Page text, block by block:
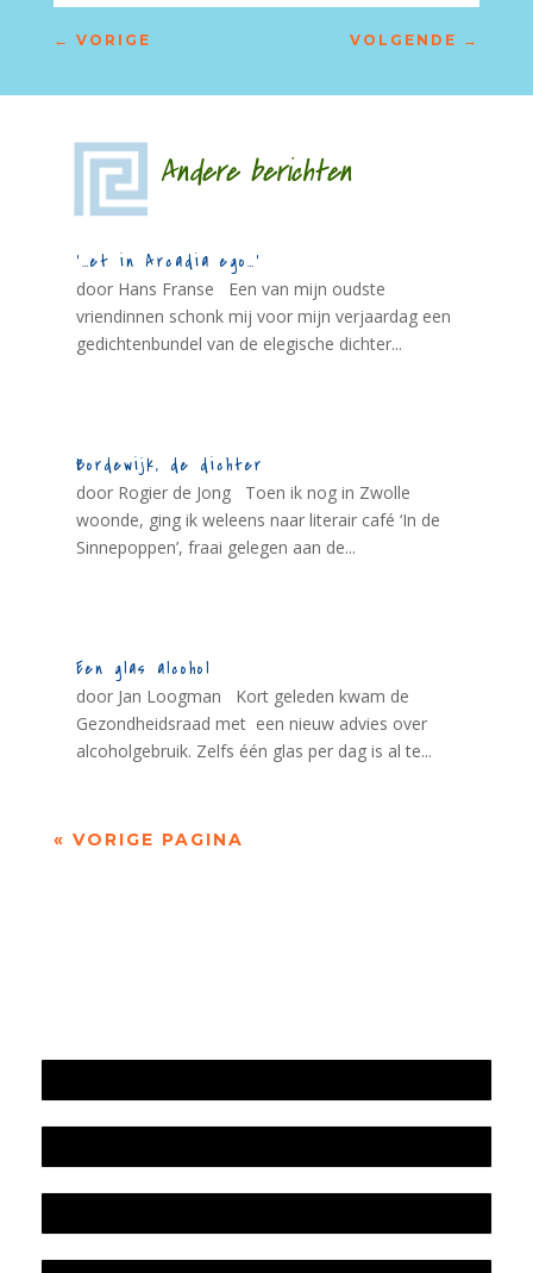
← VORIGE VOLGENDE →
Andere berichten
‘…et in Arcadia ego…’
door Hans Franse Een van mijn oudste
vriendinnen schonk mij voor mijn verjaardag een
gedichtenbundel van de elegische dichter...
Bordewijk, de dichter
door Rogier de Jong Toen ik nog in Zwolle
woonde, ging ik weleens naar literair café ‘In de
Sinnepoppen’, fraai gelegen aan de...
Een glas alcohol
door Jan Loogman Kort geleden kwam de
Gezondheidsraad met een nieuw advies over
alcoholgebruik. Zelfs één glas per dag is al te...
« VORIGE PAGINA